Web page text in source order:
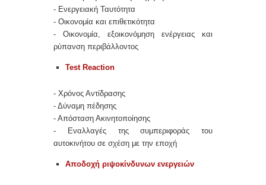
- Ενεργειακή Ταυτότητα
- Οικονομία και επιθετικότητα
- Οικονομία, εξοικονόμηση ενέργειας και
ρύπανση περιβάλλοντος
Test Reaction
- Χρόνος Αντίδρασης
- Δύναμη πέδησης
- Απόσταση Ακινητοποίησης
- Εναλλαγές της συμπεριφοράς του
αυτοκινήτου σε σχέση με την εποχή
Αποδοχή ριψοκίνδυνων ενεργειών